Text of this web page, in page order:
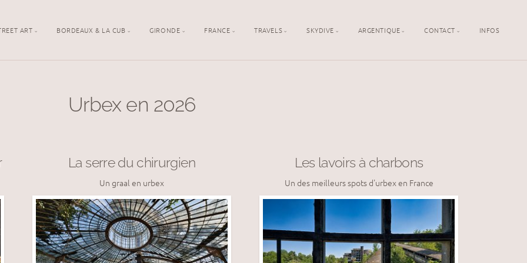
ART BORDEAUX & LA CUB GIRONDE FRANCE TRAVELS SKYDIVE ARGENTIQUE CONTACT INFOS
Urbex en 2026
La serre du chirurgien
Un graal en urbex
Les lavoirs à charbons
Un des meilleurs spots d'urbex en France